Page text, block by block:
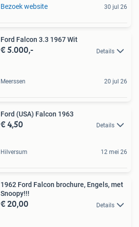
Bezoek website 30 jul 26
Ford Falcon 3.3 1967 Wit
€ 5.000,- Details
Meerssen 20 jul 26
Ford (USA) Falcon 1963
€ 4,50 Details
Hilversum 12 mei 26
1962 Ford Falcon brochure, Engels, met
Snoopy!!!
€ 20,00 Details